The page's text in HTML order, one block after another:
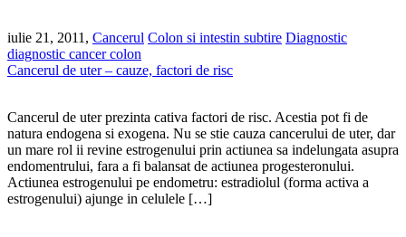
iulie 21, 2011, Cancerul Colon si intestin subtire Diagnostic
diagnostic cancer colon
Cancerul de uter – cauze, factori de risc
Cancerul de uter prezinta cativa factori de risc. Acestia pot fi de
natura endogena si exogena. Nu se stie cauza cancerului de uter, dar
un mare rol ii revine estrogenului prin actiunea sa indelungata asupra
endomentrului, fara a fi balansat de actiunea progesteronului.
Actiunea estrogenului pe endometru: estradiolul (forma activa a
estrogenului) ajunge in celulele […]